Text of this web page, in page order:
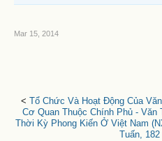
Mar 15, 2014
< Tổ Chức Và Hoạt Động Của
Cơ Quan Thuộc Chính Phủ - Văn
Thời Kỳ Phong Kiến Ở Việt Nam
Tuấn, 182